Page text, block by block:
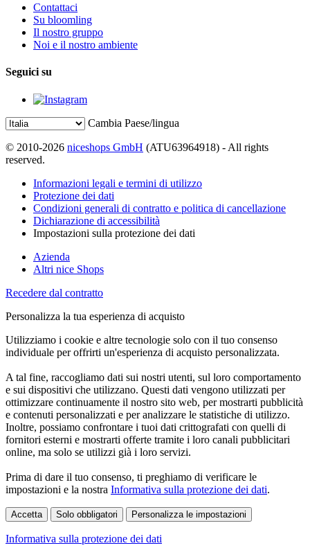
Contattaci
Su bloomling
Il nostro gruppo
Noi e il nostro ambiente
Seguici su
Cambia Paese/lingua
© 2010-2026 niceshops GmbH (ATU63964918) - All rights
reserved.
Informazioni legali e termini di utilizzo
Protezione dei dati
Condizioni generali di contratto e politica di cancellazione
Dichiarazione di accessibilità
Impostazioni sulla protezione dei dati
Azienda
Altri nice Shops
Recedere dal contratto
Personalizza la tua esperienza di acquisto
Utilizziamo i cookie e altre tecnologie solo con il tuo consenso
individuale per offrirti un'esperienza di acquisto personalizzata.
A tal fine, raccogliamo dati sui nostri utenti, sul loro comportamento
e sui dispositivi che utilizzano. Questi dati vengono utilizzati per
ottimizzare continuamente il nostro sito web, per mostrarti pubblicità
e contenuti personalizzati e per analizzare le statistiche di utilizzo.
Inoltre, possiamo confrontare i tuoi dati crittografati con quelli di
fornitori esterni e mostrarti offerte tramite i loro canali pubblicitari
online, ma solo se utilizzi già i loro servizi.
Prima di dare il tuo consenso, ti preghiamo di verificare le
impostazioni e la nostra Informativa sulla protezione dei dati.
Accetta Solo obbligatori Personalizza le impostazioni
Informativa sulla protezione dei dati